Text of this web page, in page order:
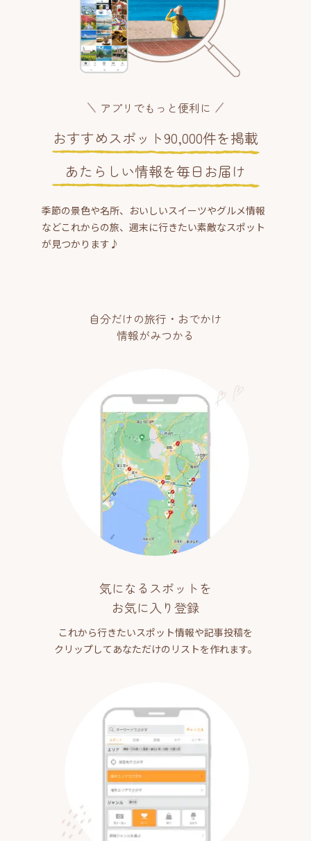
アプリでもっと便利に
おすすめスポット90,000件を掲載
あたらしい情報を毎日お届け
季節の景色や名所、おいしいスイーツやグルメ情報
などこれからの旅、週末に行きたい素敵なスポット
が見つかります♪
自分だけの旅行・おでかけ
情報がみつかる
気になるスポットを
お気に入り登録
これから行きたいスポット情報や記事投稿を
クリップしてあなただけのリストを作れます。